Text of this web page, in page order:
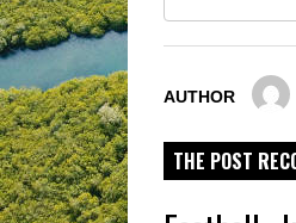
AUTHOR
THE POST